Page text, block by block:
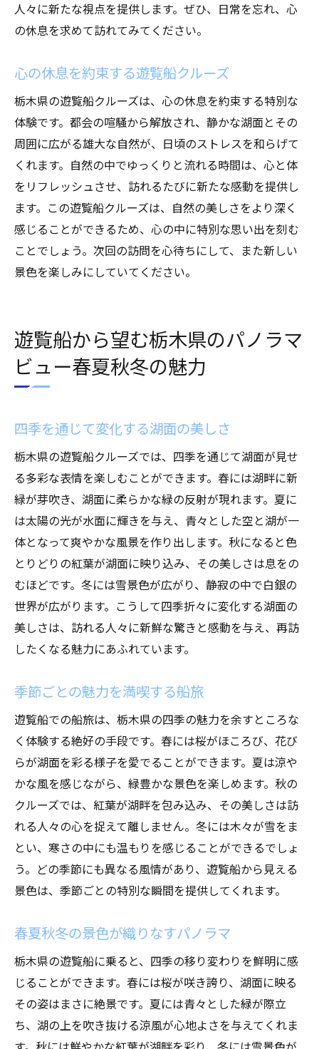
人々に新たな視点を提供します。ぜひ、日常を忘れ、心
の休息を求めて訪れてみてください。
心の休息を約束する遊覧船クルーズ
栃木県の遊覧船クルーズは、心の休息を約束する特別な
体験です。都会の喧騒から解放され、静かな湖面とその
周囲に広がる雄大な自然が、日頃のストレスを和らげて
くれます。自然の中でゆっくりと流れる時間は、心と体
をリフレッシュさせ、訪れるたびに新たな感動を提供し
ます。この遊覧船クルーズは、自然の美しさをより深く
感じることができるため、心の中に特別な思い出を刻む
ことでしょう。次回の訪問を心待ちにして、また新しい
景色を楽しみにしていてください。
遊覧船から望む栃木県のパノラマ
ビュー春夏秋冬の魅力
四季を通じて変化する湖面の美しさ
栃木県の遊覧船クルーズでは、四季を通じて湖面が見せ
る多彩な表情を楽しむことができます。春には湖畔に新
緑が芽吹き、湖面に柔らかな緑の反射が現れます。夏に
は太陽の光が水面に輝きを与え、青々とした空と湖が一
体となって爽やかな風景を作り出します。秋になると色
とりどりの紅葉が湖面に映り込み、その美しさは息をの
むほどです。冬には雪景色が広がり、静寂の中で白銀の
世界が広がります。こうして四季折々に変化する湖面の
美しさは、訪れる人々に新鮮な驚きと感動を与え、再訪
したくなる魅力にあふれています。
季節ごとの魅力を満喫する船旅
遊覧船での船旅は、栃木県の四季の魅力を余すところな
く体験する絶好の手段です。春には桜がほころび、花び
らが湖面を彩る様子を愛でることができます。夏は涼や
かな風を感じながら、緑豊かな景色を楽しめます。秋の
クルーズでは、紅葉が湖畔を包み込み、その美しさは訪
れる人々の心を捉えて離しません。冬には木々が雪をま
とい、寒さの中にも温もりを感じることができるでしょ
う。どの季節にも異なる風情があり、遊覧船から見える
景色は、季節ごとの特別な瞬間を提供してくれます。
春夏秋冬の景色が織りなすパノラマ
栃木県の遊覧船に乗ると、四季の移り変わりを鮮明に感
じることができます。春には桜が咲き誇り、湖面に映る
その姿はまさに絶景です。夏には青々とした緑が際立
ち、湖の上を吹き抜ける涼風が心地よさを与えてくれま